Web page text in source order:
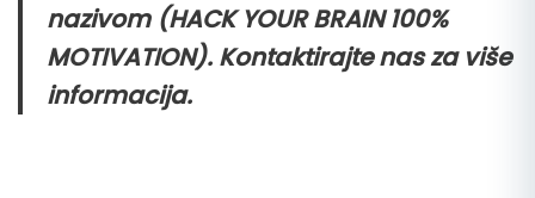
nazivom (HACK YOUR BRAIN 100%
MOTIVATION). Kontaktirajte nas za više
informacija.